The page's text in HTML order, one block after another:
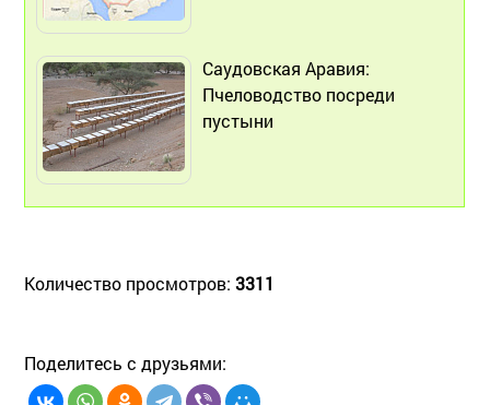
Саудовская Аравия:
Пчеловодство посреди
пустыни
Количество просмотров: 3311
Поделитесь с друзьями: